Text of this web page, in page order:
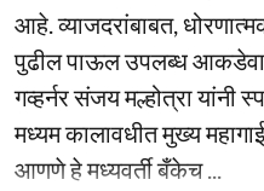
आहे. व्याजदरांबाबत,
पुढील पाऊल उपलब्ध
गव्हर्नर संजय मल्होत्रा यांनी
मध्यम कालावधीत मुख्य
आणणे हे मध्यवर्ती बँकेच ...